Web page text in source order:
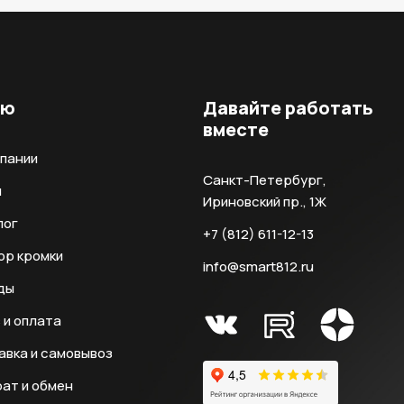
кромки
и оплата
и самовывоз
и обмен
Давайте работать
вместе
Санкт-Петербург,
Ириновский пр., 1Ж
+7 (812) 611-12-13
info@smart812.ru